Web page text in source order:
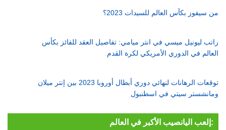
من سيفوز بكأس العالم للسيدات 2023؟
راتب ليونيل ميسي في انتر ميامي: تفاصيل العقد للفائز بكأس
العالم في الدوري الأمريكي لكرة القدم
توقعات الرهانات لنهائي دوري أبطال أوروبا 2023 بين إنتر ميلان
ومانشستر سيتي في اسطنبول
إلعب اليانصيب الأكبر في العالم: